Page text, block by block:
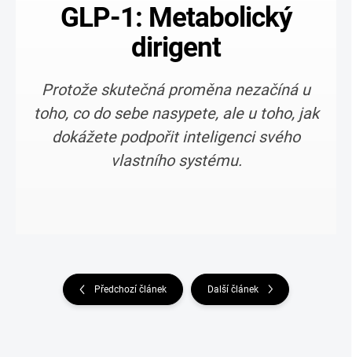
GLP-1: Metabolický
dirigent
Protože skutečná proměna nezačíná u
toho, co do sebe nasypete, ale u toho, jak
dokážete podpořit inteligenci svého
vlastního systému.
Předchozí článek Další článek